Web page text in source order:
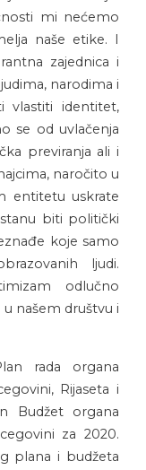
mi nećemo
naše etike. I
zajednica i
narodima i
vlastiti identitet,
se od uvlačenja
previranja ali i
naročito u
entitetu uskrate
biti politički
koje samo
ljudi.
odlučno
našem društvu i
rada organa
Rijaseta i
Budžet organa
za 2020.
plana i budžeta